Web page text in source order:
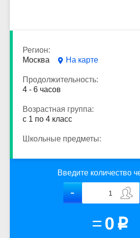
Регион:
Москва
На карте
Продолжительность:
4 - 6 часов
Возрастная группа:
с 1 по 4 класс
Школьные предметы:
Введите количество
=0 p